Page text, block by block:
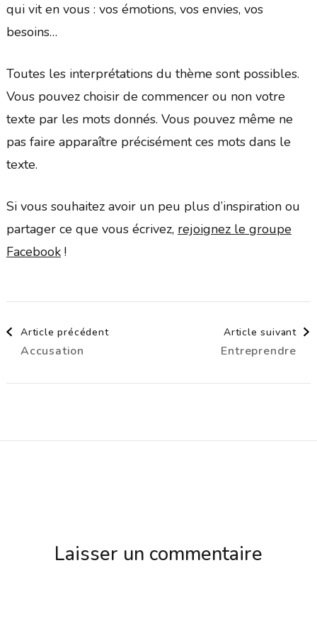
qui vit en vous : vos émotions, vos envies, vos
besoins…
Toutes les interprétations du thème sont possibles.
Vous pouvez choisir de commencer ou non votre
texte par les mots donnés. Vous pouvez même ne
pas faire apparaître précisément ces mots dans le
texte.
Si vous souhaitez avoir un peu plus d’inspiration ou
partager ce que vous écrivez, rejoignez le groupe
Facebook!
Navigation
d'article
Article précédent
Accusation
Article suivant
Entreprendre
Laisser un commentaire